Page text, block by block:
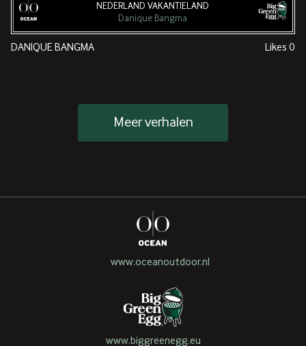
NEDERLAND VAKANTIELAND
Danique Bangma
DANIQUE BANGMA Likes 0
Meer verhalen
www.oceanoutdoor.nl
www.biggreenegg.eu